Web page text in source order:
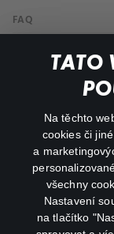
TATO
Na těchto
cookies či
a
všechny
Nastavení
na tlačítko
FAQ
Můj účet
Důležité odkazy
facebook